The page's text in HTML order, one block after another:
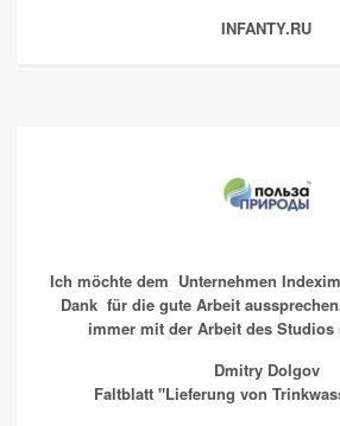
INFANTY.RU
Ich möchte dem Unternehmen
Dank für die gute Arbeit
immer mit der Arbeit des Studios
Dmitry Dolgov
Faltblatt "Lieferung von